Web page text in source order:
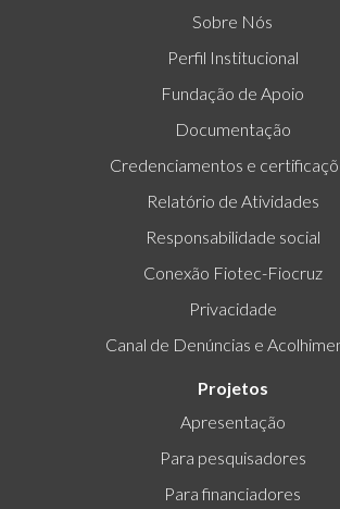
Sobre Nós
Perfil Institucional
Fundação de Apoio
Documentação
Credenciamentos e
Relatório de Atividades
Responsabilidade social
Conexão Fiotec-Fiocruz
Privacidade
Canal de Denúncias e
Projetos
Apresentação
Para pesquisadores
Para financiadores